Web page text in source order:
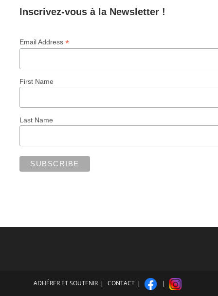
Inscrivez-vous à la Newsletter !
Email Address*
First Name
Last Name
ADHÉRER ET SOUTENIR CONTACT